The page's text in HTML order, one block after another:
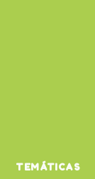
TEMÁTICAS